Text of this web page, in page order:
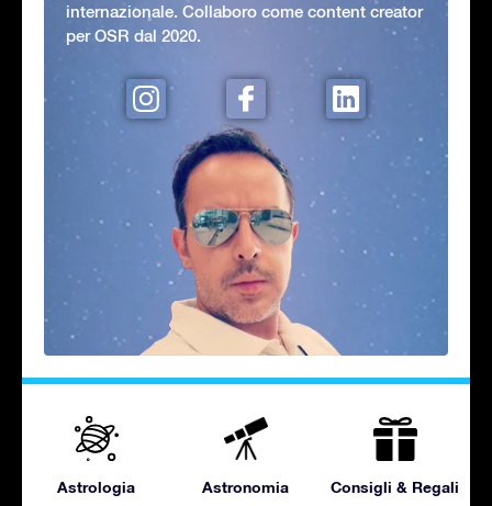
internazionale. Collaboro come content creator
per OSR dal 2020.
Astrologia Astronomia Consigli & Regali